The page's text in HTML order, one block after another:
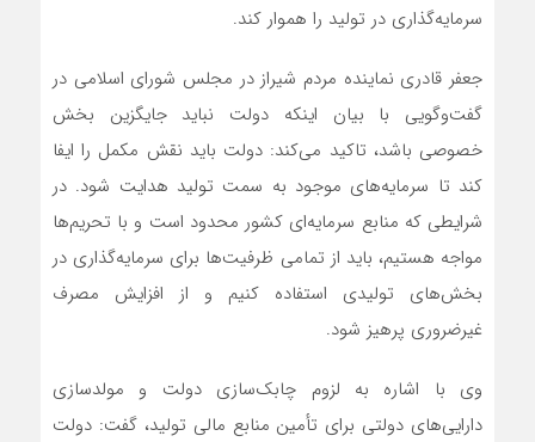
سرمایه‌گذاری در تولید را هموار کند.
جعفر قادری نماینده مردم شیراز در مجلس شورای اسلامی در
گفت‌وگویی با بیان اینکه دولت نباید جایگزین بخش
خصوصی باشد، تاکید می‌کند: دولت باید نقش مکمل را ایفا
کند تا سرمایه‌های موجود به سمت تولید هدایت شود. در
شرایطی که منابع سرمایه‌ای کشور محدود است و با تحریم‌ها
مواجه هستیم، باید از تمامی ظرفیت‌ها برای سرمایه‌گذاری در
بخش‌های تولیدی استفاده کنیم و از افزایش مصرف
غیرضروری پرهیز شود.
وی با اشاره به لزوم چابک‌سازی دولت و مولدسازی
دارایی‌های دولتی برای تأمین منابع مالی تولید، گفت: دولت